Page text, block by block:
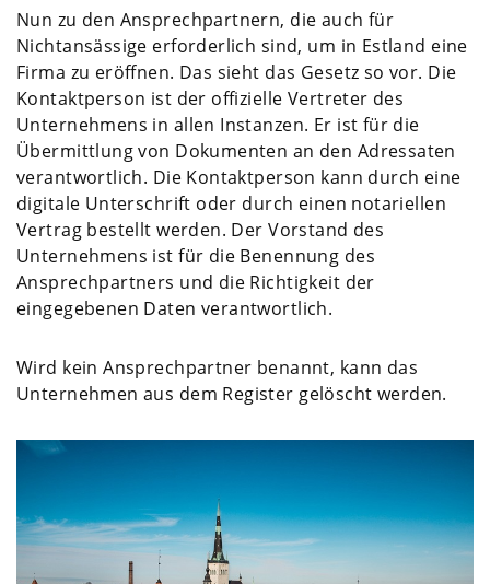
Nun zu den Ansprechpartnern, die auch für
Nichtansässige erforderlich sind, um in Estland eine
Firma zu eröffnen. Das sieht das Gesetz so vor. Die
Kontaktperson ist der offizielle Vertreter des
Unternehmens in allen Instanzen. Er ist für die
Übermittlung von Dokumenten an den Adressaten
verantwortlich. Die Kontaktperson kann durch eine
digitale Unterschrift oder durch einen notariellen
Vertrag bestellt werden. Der Vorstand des
Unternehmens ist für die Benennung des
Ansprechpartners und die Richtigkeit der
eingegebenen Daten verantwortlich.
Wird kein Ansprechpartner benannt, kann das
Unternehmen aus dem Register gelöscht werden.